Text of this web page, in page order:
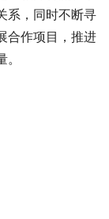
系，同时不断寻
合作项目，推进